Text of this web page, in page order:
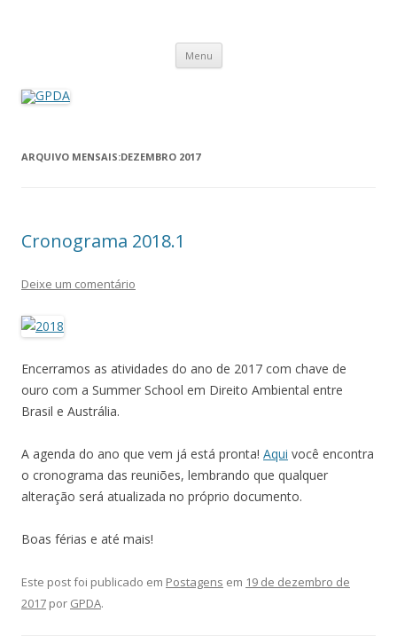
Menu Pular
o
ARQUIVO MENSAIS:DEZEMBRO 2017
Cronograma 2018.1
Deixe um comentário
Encerramos as atividades do ano de 2017 com chave de
ouro com a Summer School em Direito Ambiental entre
Brasil e Austrália.
A agenda do ano que vem já está pronta! Aqui você encontra
o cronograma das reuniões, lembrando que qualquer
alteração será atualizada no próprio documento.
Boas férias e até mais!
Este post foi publicado em Postagens em 19 de dezembro de
2017 por GPDA.